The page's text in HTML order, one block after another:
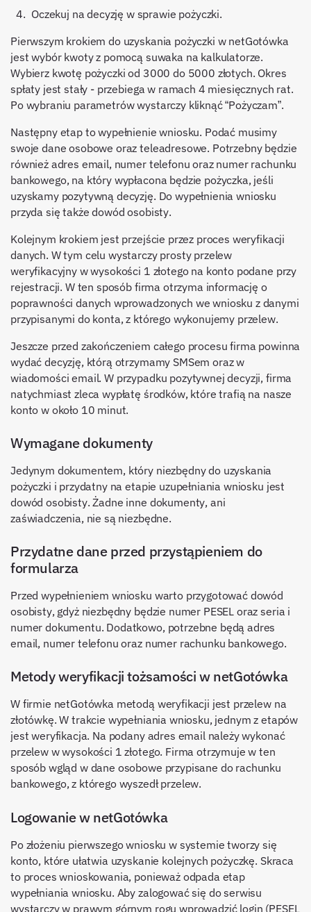
Oczekuj na decyzję w sprawie pożyczki.
Pierwszym krokiem do uzyskania pożyczki w netGotówka
jest wybór kwoty z pomocą suwaka na kalkulatorze.
Wybierz kwotę pożyczki od 3000 do 5000 złotych. Okres
spłaty jest stały - przebiega w ramach 4 miesięcznych rat.
Po wybraniu parametrów wystarczy kliknąć “Pożyczam”.
Następny etap to wypełnienie wniosku. Podać musimy
swoje dane osobowe oraz teleadresowe. Potrzebny będzie
również adres email, numer telefonu oraz numer rachunku
bankowego, na który wypłacona będzie pożyczka, jeśli
uzyskamy pozytywną decyzję. Do wypełnienia wniosku
przyda się także dowód osobisty.
Kolejnym krokiem jest przejście przez proces weryfikacji
danych. W tym celu wystarczy prosty przelew
weryfikacyjny w wysokości 1 złotego na konto podane przy
rejestracji. W ten sposób firma otrzyma informację o
poprawności danych wprowadzonych we wniosku z danymi
przypisanymi do konta, z którego wykonujemy przelew.
Jeszcze przed zakończeniem całego procesu firma powinna
wydać decyzję, którą otrzymamy SMSem oraz w
wiadomości email. W przypadku pozytywnej decyzji, firma
natychmiast zleca wypłatę środków, które trafią na nasze
konto w około 10 minut.
Wymagane dokumenty
Jedynym dokumentem, który niezbędny do uzyskania
pożyczki i przydatny na etapie uzupełniania wniosku jest
dowód osobisty. Żadne inne dokumenty, ani
zaświadczenia, nie są niezbędne.
Przydatne dane przed przystąpieniem do
formularza
Przed wypełnieniem wniosku warto przygotować dowód
osobisty, gdyż niezbędny będzie numer PESEL oraz seria i
numer dokumentu. Dodatkowo, potrzebne będą adres
email, numer telefonu oraz numer rachunku bankowego.
Metody weryfikacji tożsamości w netGotówka
W firmie netGotówka metodą weryfikacji jest przelew na
złotówkę. W trakcie wypełniania wniosku, jednym z etapów
jest weryfikacja. Na podany adres email należy wykonać
przelew w wysokości 1 złotego. Firma otrzymuje w ten
sposób wgląd w dane osobowe przypisane do rachunku
bankowego, z którego wyszedł przelew.
Logowanie w netGotówka
Po złożeniu pierwszego wniosku w systemie tworzy się
konto, które ułatwia uzyskanie kolejnych pożyczkę. Skraca
to proces wnioskowania, ponieważ odpada etap
wypełniania wniosku. Aby zalogować się do serwisu
wystarczy w prawym górnym rogu wprowadzić login (PESEL